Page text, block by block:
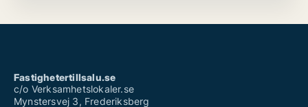
Fastighetertillsalu.se
c/o Verksamhetslokaler.se
Mynstersvej 3, Frederiksberg